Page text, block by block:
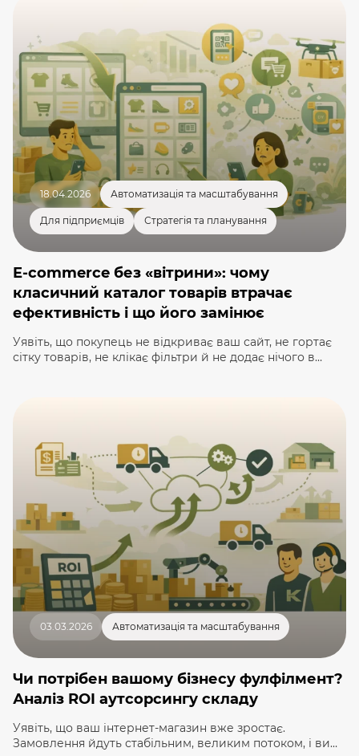
пошукові системи гірше ранжують сторінки каталогу
(виправити це допоможе наш SEO чек-лист для
внутрішньої оптимізації). За даними досліджень Shopify
[…]
18.04.2026 Автоматизація та масштабування
Для підприємців Стратегія та планування
E-commerce без «вітрини»: чому
класичний каталог товарів втрачає
ефективність і що його замінює
Уявіть, що покупець не відкриває ваш сайт, не гортає
сітку товарів, не клікає фільтри й не додає нічого в
І за 15 секунд отримує 2–3 ідеальні варіанти з
03.03.2026 Автоматизація та масштабування
Чи потрібен вашому бізнесу фулфілмент?
Аналіз ROI аутсорсингу складу
Уявіть, що ваш інтернет-магазин вже зростає.
Замовлення йдуть стабільним, великим потоком, і ви